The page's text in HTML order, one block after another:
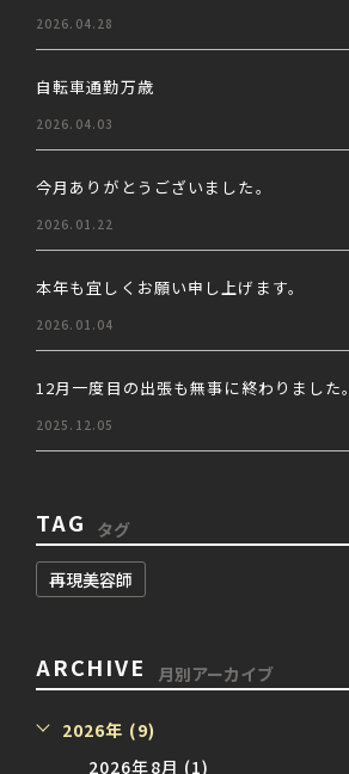
2026.04.28
自転車通勤万歳
2026.04.03
今月ありがとうございました。
2026.01.22
本年も宜しくお願い申し上げます。
2026.01.04
12月一度目の出張も無事に終わりました。
2025.12.05
TAG タグ
再現美容師
ARCHIVE 月別アーカイブ
2026年 (9)
2026年8月 (1)